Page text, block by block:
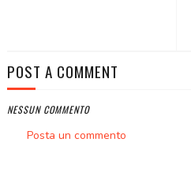
POST A COMMENT
NESSUN COMMENTO
Posta un commento